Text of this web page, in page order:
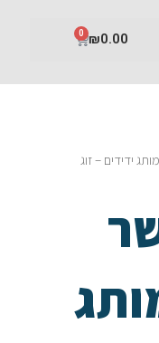
₪0.00
0 עגלת
ידידים – זוג